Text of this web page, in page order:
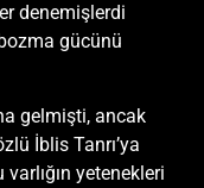
denemişlerdi
gücünü
gelmişti, ancak
İblis Tanrı’ya
yetenekleri